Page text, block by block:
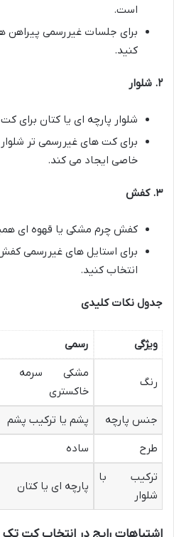
است.
برای جلسات غیررسمی پیراهن
کنید.
۲. شلوار
شلوار پارچه ای یا کتان
برای کت های غیررسمی تر
خاصی ایجاد می کند.
۳.کفش
کفش چرم مشکی یا قهوه ای
برای استایل های غیررسمی
انتخاب کنید.
جدول نکات کلیدی
ویژگی رسمی
رنگ
مشکی سرمه
خاکستری
جنس پارچه
پشم یا ترکیب پشم
طرح
ساده
ترکیب با
شلوار
پارچه ای یا کتان